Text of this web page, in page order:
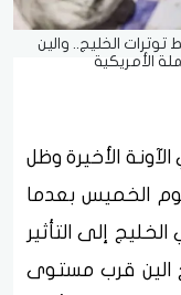
الخليج.. والين
الأمريكية
الأخيرة وظل
الخميس بعدما
إلى التأثير
الين قرب مستوى